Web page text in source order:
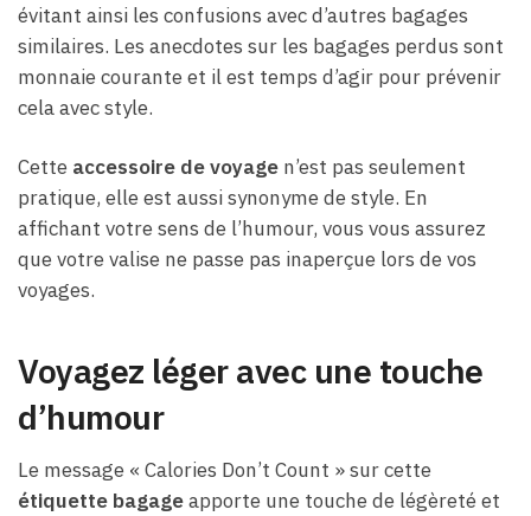
évitant ainsi les confusions avec d’autres bagages
similaires. Les anecdotes sur les bagages perdus sont
monnaie courante et il est temps d’agir pour prévenir
cela avec style.
Cette accessoire de voyage n’est pas seulement
pratique, elle est aussi synonyme de style. En
affichant votre sens de l’humour, vous vous assurez
que votre valise ne passe pas inaperçue lors de vos
voyages.
Voyagez léger avec une touche
d’humour
Le message « Calories Don’t Count » sur cette
étiquette bagageapporte une touche de légèreté et